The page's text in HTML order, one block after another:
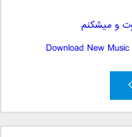
Download New Music